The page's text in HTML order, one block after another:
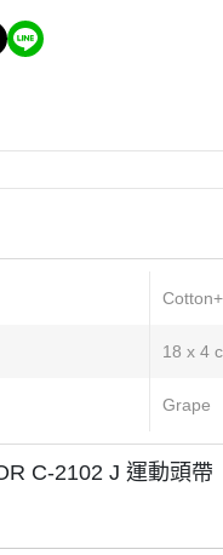
18 x 4
Grape
C-2102 J 運動頭帶